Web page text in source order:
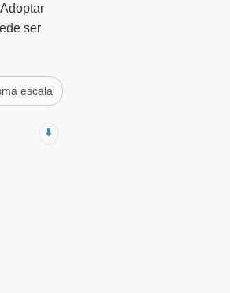
ser
escala
⬇️